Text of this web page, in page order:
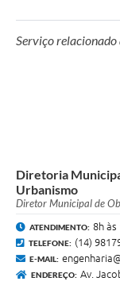
Serviço relacionado
Diretoria
Urbanismo
Diretor Municipal de
ATENDIMENTO: 8h às
TELEFONE: (14)
E-MAIL:
ENDEREÇO: Av.